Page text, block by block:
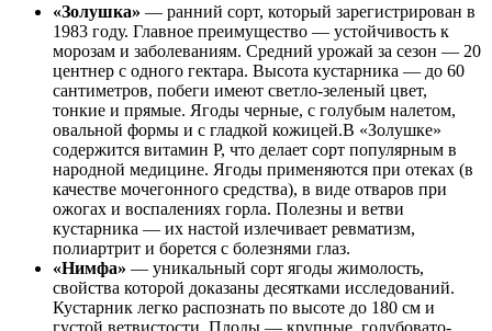
«Золушка» — ранний сорт, который зарегистрирован в
1983 году. Главное преимущество — устойчивость к
морозам и заболеваниям. Средний урожай за сезон — 20
центнер с одного гектара. Высота кустарника — до 60
сантиметров, побеги имеют светло-зеленый цвет,
тонкие и прямые. Ягоды черные, с голубым налетом,
овальной формы и с гладкой кожицей.В «Золушке»
содержится витамин Р, что делает сорт популярным в
народной медицине. Ягоды применяются при отеках (в
качестве мочегонного средства), в виде отваров при
ожогах и воспалениях горла. Полезны и ветви
кустарника — их настой излечивает ревматизм,
полиартрит и борется с болезнями глаз.
«Нимфа» — уникальный сорт ягоды жимолость,
свойства которой доказаны десятками исследований.
Кустарник легко распознать по высоте до 180 см и
густой ветвистости. Плоды — крупные, голубовато-